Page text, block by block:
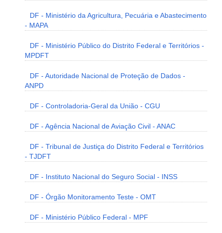
DF - Ministério da Agricultura, Pecuária e Abastecimento
- MAPA
DF - Ministério Público do Distrito Federal e Territórios -
MPDFT
DF - Autoridade Nacional de Proteção de Dados -
ANPD
DF - Controladoria-Geral da União - CGU
DF - Agência Nacional de Aviação Civil - ANAC
DF - Tribunal de Justiça do Distrito Federal e Territórios
- TJDFT
DF - Instituto Nacional do Seguro Social - INSS
DF - Órgão Monitoramento Teste - OMT
DF - Ministério Público Federal - MPF